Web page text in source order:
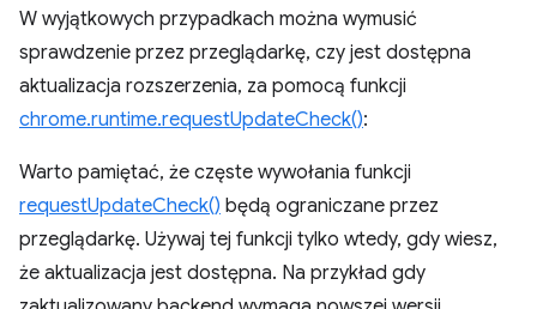
W wyjątkowych przypadkach można wymusić
sprawdzenie przez przeglądarkę, czy jest dostępna
aktualizacja rozszerzenia, za pomocą funkcji
chrome.runtime.requestUpdateCheck():
Warto pamiętać, że częste wywołania funkcji
requestUpdateCheck() będą ograniczane przez
przeglądarkę. Używaj tej funkcji tylko wtedy, gdy wiesz,
że aktualizacja jest dostępna. Na przykład gdy